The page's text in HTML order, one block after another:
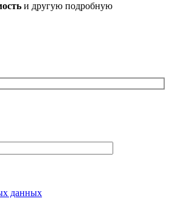
и другую подробную
данных